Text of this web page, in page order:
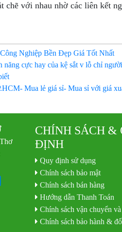
chẽ với nhau nhờ các liên kết
Nghiệp Bền Đẹp Giá Tốt Nhất
năng cực hay của kệ sắt v lỗ chỉ
Mua lẻ giá sỉ- Mua sỉ với giá
CHÍNH SÁCH &
ĐỊNH
Quy định sử dụng
Chính sách bảo mật
Chính sách bán hàng
Hướng dẫn Thanh Toán
Chính sách vận chuyển
Chính sách bảo hành &